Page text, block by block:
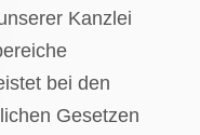
Kanzlei
bei den
Gesetzen